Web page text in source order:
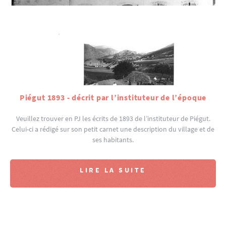
Piégut 1893 - décrit par l’instituteur de l’époque
Veuillez trouver en PJ les écrits de 1893 de l’instituteur de Piégut.
Celui-ci a rédigé sur son petit carnet une description du village et de
ses habitants.
LIRE LA SUITE